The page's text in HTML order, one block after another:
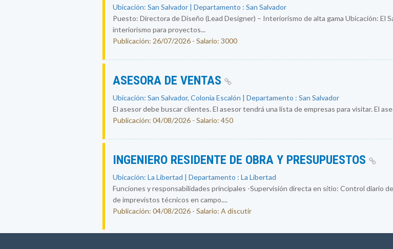
Ubicación: San Salvador | Departamento : San Salvador
Puesto: Directora de Diseño (Lead Designer) – Interiorismo de alta gama Ubicación: El
interiorismo para proyectos...
Publicación: 26/07/2026 - Salario: 3000
ASESORA DE VENTAS
Ubicación: San Salvador, Colonia Escalón | Departamento : San Salvador
El asesor debe buscar clientes. El asesor tendrá una lista de empresas para visitar. El
Publicación: 04/08/2026 - Salario: 450
INGENIERO RESIDENTE DE OBRA Y PRESUPUESTOS
Ubicación: La Libertad | Departamento : La Libertad
Funciones y responsabilidades principales -Supervisión directa en sitio: Control diario
de imprevistos técnicos en campo....
Publicación: 04/08/2026 - Salario: A discutir